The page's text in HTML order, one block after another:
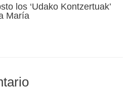
los ‘Udako Kontzertuak’
María